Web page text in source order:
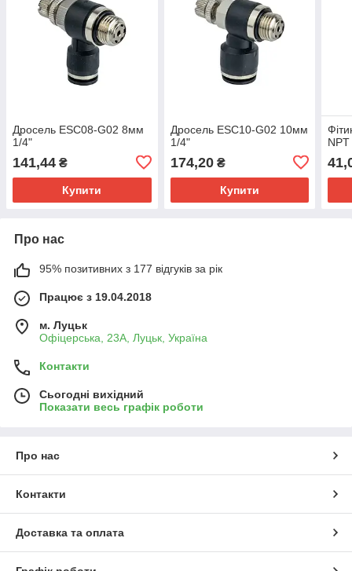
Дросель ESC08-G02 8мм
1/4"
141,44 ₴
Купити
Дросель ESC10-G02 10мм
1/4"
174,20₴
Купити
Про нас
95% позитивних з 177 відгуків за рік
Працює з 19.04.2018
м. Луцьк
Офіцерська, 23А, Луцьк, Україна
Контакти
Сьогодні вихідний
Показати весь графік роботи
Про нас
Контакти
Доставка та оплата